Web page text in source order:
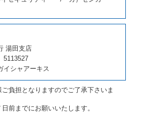
しとして取り扱い、当社は受領済の
するものとします。
に帰さない事由による時には第４条
消しとして取り扱い、当社は受領済
還するものとします。
たことについて、第４条及び第５条
湯田支店
イシャアーキス
負担となりますのでご了承下さいま
前までにお願いいたします。